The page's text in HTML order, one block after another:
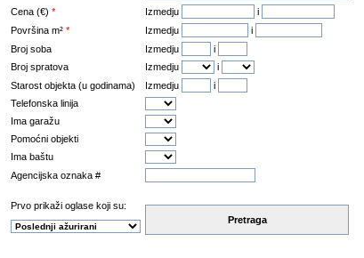
Cena (€) * Izmedju
i
Površina m² * Izmedju
i
Broj soba
Izmedju
i
Broj spratova
Izmedju
i
Starost objekta (u godinama)
Izmedju
i
Telefonska linija
Ima garažu
Pomoćni objekti
Ima baštu
Agencijska oznaka #
Prvo prikaži oglase koji su:
Pretraga